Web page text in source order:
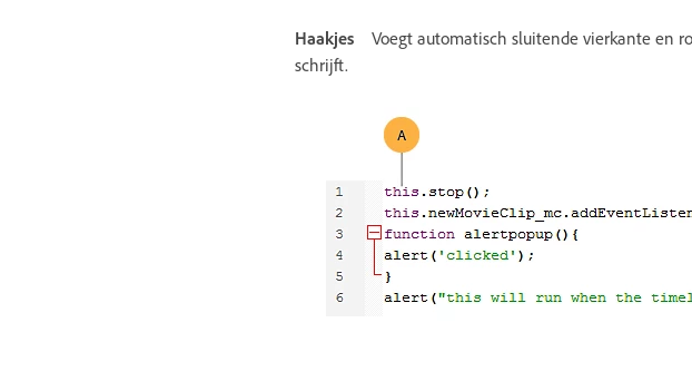
Haakjes
Voegt automatisch sluitende vierkante en
schrijft.